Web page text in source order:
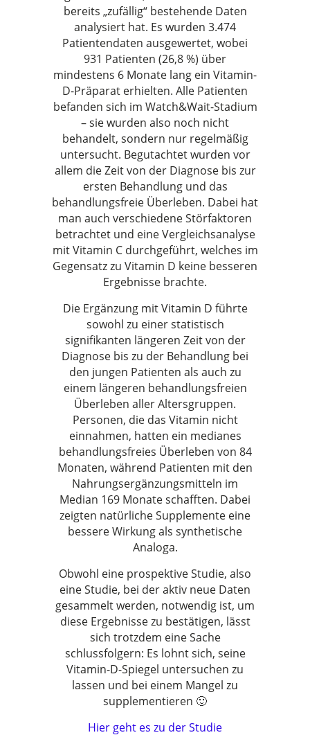
bereits „zufällig“ bestehende Daten
analysiert hat. Es wurden 3.474
Patientendaten ausgewertet, wobei
931 Patienten (26,8 %) über
mindestens 6 Monate lang ein Vitamin-
D-Präparat erhielten. Alle Patienten
befanden sich im Watch&Wait-Stadium
– sie wurden also noch nicht
behandelt, sondern nur regelmäßig
untersucht. Begutachtet wurden vor
allem die Zeit von der Diagnose bis zur
ersten Behandlung und das
behandlungsfreie Überleben. Dabei hat
man auch verschiedene Störfaktoren
betrachtet und eine Vergleichsanalyse
mit Vitamin C durchgeführt, welches im
Gegensatz zu Vitamin D keine besseren
Ergebnisse brachte.
Die Ergänzung mit Vitamin D führte
sowohl zu einer statistisch
signifikanten längeren Zeit von der
Diagnose bis zu der Behandlung bei
den jungen Patienten als auch zu
einem längeren behandlungsfreien
Überleben aller Altersgruppen.
Personen, die das Vitamin nicht
einnahmen, hatten ein medianes
behandlungsfreies Überleben von 84
Monaten, während Patienten mit den
Nahrungsergänzungsmitteln im
Median 169 Monate schafften. Dabei
zeigten natürliche Supplemente eine
bessere Wirkung als synthetische
Analoga.
Obwohl eine prospektive Studie, also
eine Studie, bei der aktiv neue Daten
gesammelt werden, notwendig ist, um
diese Ergebnisse zu bestätigen, lässt
sich trotzdem eine Sache
schlussfolgern: Es lohnt sich, seine
Vitamin-D-Spiegel untersuchen zu
lassen und bei einem Mangel zu
supplementieren 🙂
Hier geht es zu der Studie